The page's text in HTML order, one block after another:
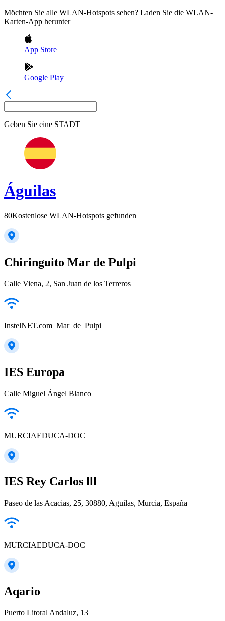
Möchten Sie alle WLAN-Hotspots sehen? Laden Sie die WLAN-
Karten-App herunter
App Store
Google Play
Geben Sie eine STADT
Águilas
80Kostenlose WLAN-Hotspots gefunden
Chiringuito Mar de Pulpi
Calle Viena, 2, San Juan de los Terreros
InstelNET.com_Mar_de_Pulpi
IES Europa
Calle Miguel Ángel Blanco
MURCIAEDUCA-DOC
IES Rey Carlos lll
Paseo de las Acacias, 25, 30880, Aguilas, Murcia, España
MURCIAEDUCA-DOC
Aqario
Puerto Litoral Andaluz, 13